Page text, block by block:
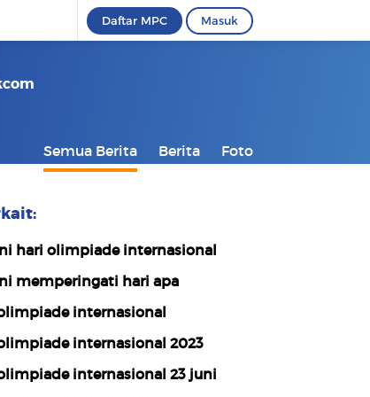
Daftar MPC Masuk
Semua Berita Berita Foto
hari olimpiade internasional
memperingati hari apa
internasional
internasional 2023
internasional 23 juni